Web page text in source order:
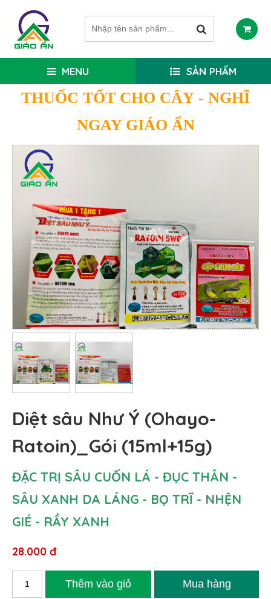
MENU SẢN PHẨM
THUỐC TỐT CHO CÂY - NGHĨ
NGAY GIÁO ẨN
Diệt sâu Như Ý (Ohayo-
Ratoin)_Gói (15ml+15g)
ĐẶC TRỊ SÂU CUỐN LÁ - ĐỤC THÂN -
SÂU XANH DA LÁNG - BỌ TRĨ - NHỆN
GIÉ - RẦY XANH
28.000 đ